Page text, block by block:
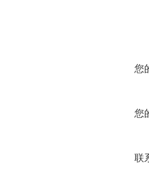
您
您
联